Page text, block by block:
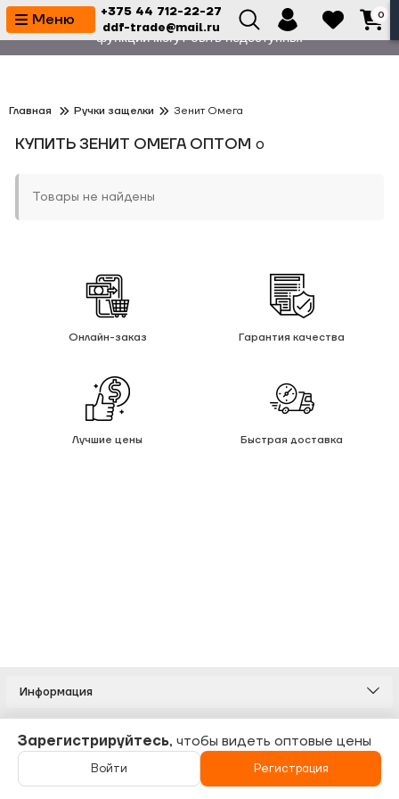
Зарегистрируйтесь, чтобы видеть оптовые цены
Войти Регистрация
⚙️ На сайте проводятся технические работы. Некоторые
функции могут быть недоступны.
Меню
+375 44 712-22-27
ddf-trade@mail.ru
0
Главная Ручки защелки Зенит Омега
КУПИТЬ ЗЕНИТ ОМЕГА ОПТОМ 0
Товары не найдены
Онлайн-заказ Гарантия качества
Лучшие цены Быстрая доставка
Информация
Каталог